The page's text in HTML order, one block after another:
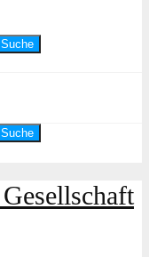
Suche
Suche